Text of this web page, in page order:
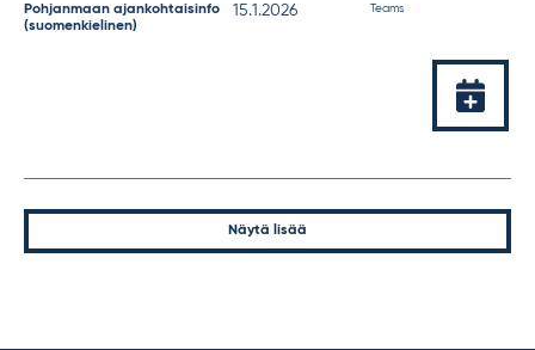
Pohjanmaan ajankohtaisinfo
(suomenkielinen)
Tapahtuman
15.1.2026 Teams
Lisää
sivutus
Näytä lisää